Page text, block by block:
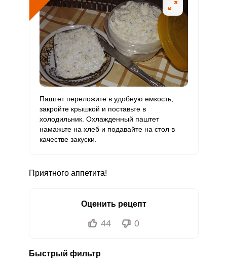
Селен 1.1 мкг 55 мкг 0.5 0.5
Фтор 31 мкг 4000 мкг 0.2 0.2
Хром 2 мкг 50 мкг 1 1
Цинк 0.9 мг 12 мг 1.8 1.9
Бор 200 мкг 1200 мкг 4.1
Ванадий 0 20 мкг 0 0
Паштет переложите в удобную емкость,
закройте крышкой и поставьте в
холодильник. Охлажденный паштет
намажьте на хлеб и подавайте на стол в
качестве закуски.
Приятного аппетита!
Оценить рецепт
44 0
Быстрый фильтр